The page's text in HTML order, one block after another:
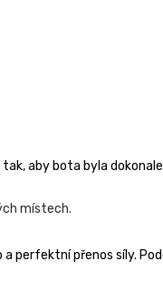
aby bota byla
místech.
perfektní přenos síly.